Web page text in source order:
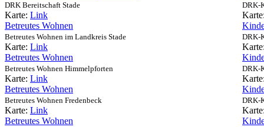
DRK Bereitschaft Stade
Karte: Link
DRK-
Betreutes Wohnen
Betreutes Wohnen im Landkreis Stade
Karte: Link
DRK-
Betreutes Wohnen
Betreutes Wohnen Himmelpforten
Karte: Link
DRK-
Betreutes Wohnen
Betreutes Wohnen Fredenbeck
Karte: Link
DRK-
Betreutes Wohnen